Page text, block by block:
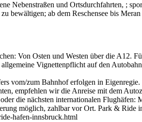
Nebenstraßen und Ortsdurchfahrten, ;
bewältigen; ab dem Reschensee bis
Von Osten und Westen über die A12.
Vignettenpflicht auf den
vom/zum Bahnhof erfolgen in
empfehlen wir die Anreise mit dem
die nächsten internationalen
möglich, zahlbar vor Ort. Park & Ride
hafen-innsbruck.html